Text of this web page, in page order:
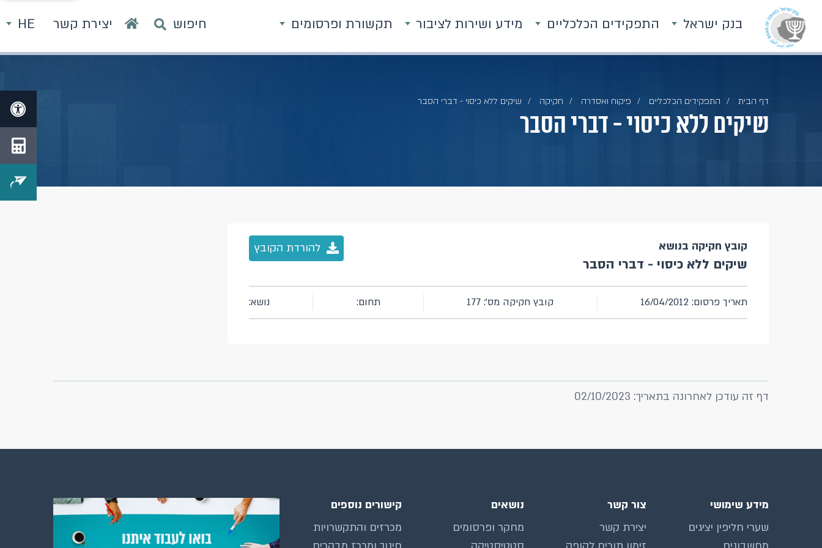
בנק ישראל התפקידים הכלכליים מידע ושירות לציבור תקשורת ופרסומים חיפוש יצירת קשר HE
דף הבית התפקידים הכלכליים פיקוח ואסדרה חקיקה שיקים ללא כיסוי - דברי הסבר
שיקים ללא כיסוי - דברי הסבר
קובץ חקיקה בנושא
שיקים ללא כיסוי - דברי הסבר
להורדת הקובץ
תאריך פרסום: 16/04/2012 קובץ חקיקה מס': 177 תחום: נושא:
דף זה עודכן לאחרונה בתאריך: 02/10/2023
מידע שימושי
שערי חליפין יציגים
צור קשר
יצירת קשר
נושאים
מחקר ופרסומים
קישורים נוספים
מכרזים והתקשרויות